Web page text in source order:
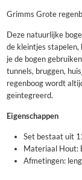
Grimms Grote
Deze natuurlijke
de kleintjes stapelen,
je de bogen
tunnels, bruggen,
regenboog wordt
geïntegreerd.
Eigenschappen
Set bestaat uit
Materiaal Hout:
Afmetingen: